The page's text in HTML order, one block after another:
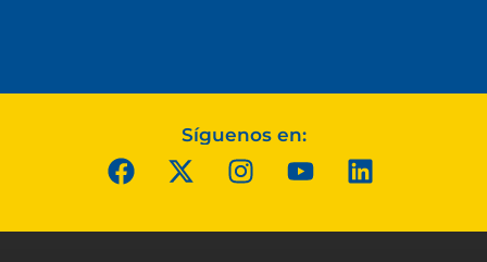
Síguenos en: